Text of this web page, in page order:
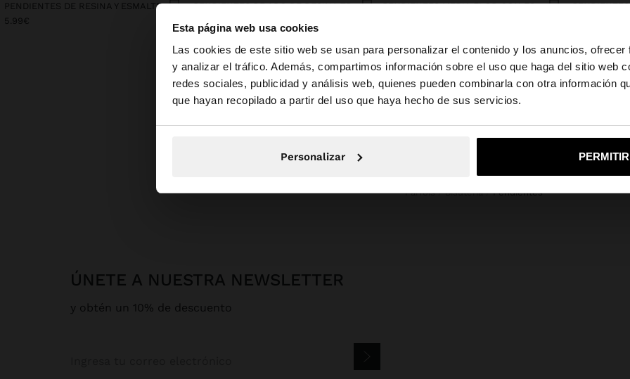
Esta página web usa cookies
Las cookies de este sitio web se usan para personalizar el contenido y los anuncios,
y analizar el tráfico. Además, compartimos información sobre el uso que haga del sitio web
redes sociales, publicidad y análisis web, quienes pueden combinarla con otra información
que hayan recopilado a partir del uso que haya hecho de sus servicios.
Personalizar
hola
Estás accediendo a la web de Andorra. ¿Quieres ir a la web de United States?
No, continuar en la web de Andorra Sí,
PENDIENTES DE RESINA Y ESMALTE
5.99€
PENDIENTES DE ARO DE RESINA TRANSPARENTE
5.99€
PENDIENTES MEDIA FLOR CON ESMALTE
Parfois Bisutería pendientes
ÚNETE A NUESTRA NEWSLETTER
y obtén un 10% de descuento